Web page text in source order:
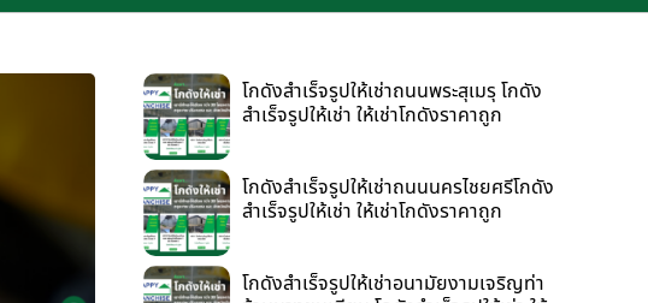
โกดังสำเร็จรูปให้เช่าถนนพระสุเมรุ โกดัง
สำเร็จรูปให้เช่า ให้เช่าโกดังราคาถูก
โกดังสำเร็จรูปให้เช่าถนนนครไชยศรีโกดัง
สำเร็จรูปให้เช่า ให้เช่าโกดังราคาถูก
โกดังสำเร็จรูปให้เช่าอนามัยงามเจริญท่า